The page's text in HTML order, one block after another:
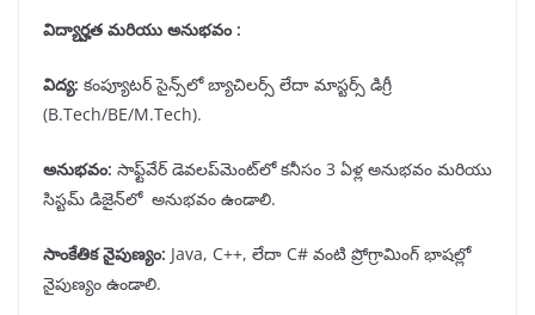
విద్యార్హత మరియు అనుభవం :
విద్య: కంప్యూటర్ సైన్స్‌లో బ్యాచిలర్స్ లేదా మాస్టర్స్ డిగ్రీ
(B.Tech/BE/M.Tech).
అనుభవం: సాఫ్ట్‌వేర్ డెవలప్‌మెంట్‌లో కనీసం 3 ఏళ్ల అనుభవం మరియు
సిస్టమ్ డిజైన్‌లో అనుభవం ఉండాలి.
సాంకేతిక నైపుణ్యం: Java, C++, లేదా C# వంటి ప్రోగ్రామింగ్ భాషల్లో
నైపుణ్యం ఉండాలి.